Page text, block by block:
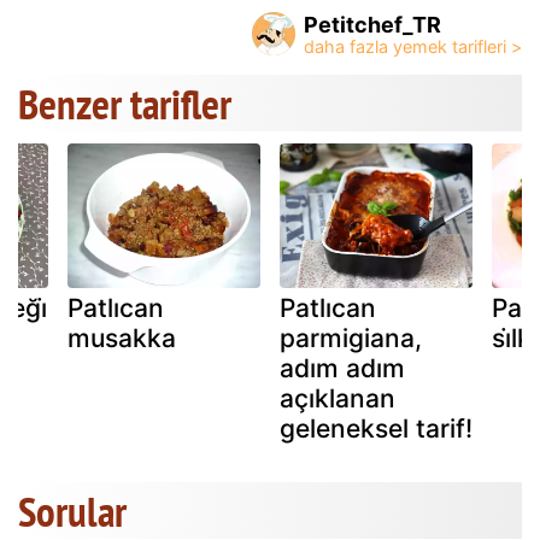
Petitchef_TR
Benzer tarifler
Patlıcan
musakka
Patlıcan
parmigiana,
adım adım
açıklanan
geleneksel tarif!
Sorular